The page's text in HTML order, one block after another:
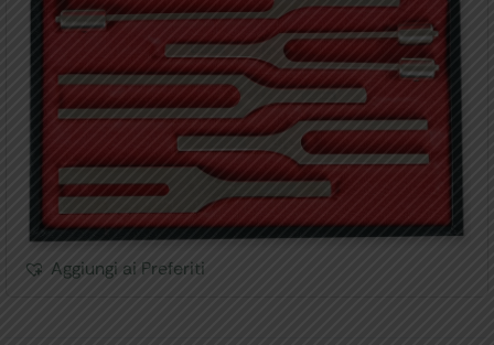
Aggiungi ai Preferiti